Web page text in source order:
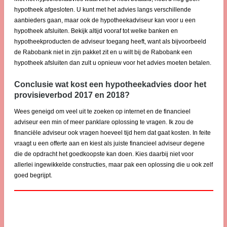
hypotheek afgesloten. U kunt met het advies langs verschillende
aanbieders gaan, maar ook de hypotheekadviseur kan voor u een
hypotheek afsluiten. Bekijk altijd vooraf tot welke banken en
hypotheekproducten de adviseur toegang heeft, want als bijvoorbeeld
de Rabobank niet in zijn pakket zit en u wilt bij de Rabobank een
hypotheek afsluiten dan zult u opnieuw voor het advies moeten betalen.
Conclusie wat kost een hypotheekadvies door het
provisieverbod 2017 en 2018?
Wees geneigd om veel uit te zoeken op internet en de financieel
adviseur een min of meer panklare oplossing te vragen. Ik zou de
financiële adviseur ook vragen hoeveel tijd hem dat gaat kosten. In feite
vraagt u een offerte aan en kiest als juiste financieel adviseur degene
die de opdracht het goedkoopste kan doen. Kies daarbij niet voor
allerlei ingewikkelde constructies, maar pak een oplossing die u ook zelf
goed begrijpt.